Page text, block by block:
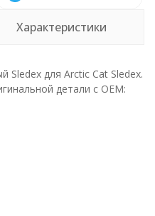
Характеристики
Sledex для Arctic Cat Sledex.
детали с ОЕМ: